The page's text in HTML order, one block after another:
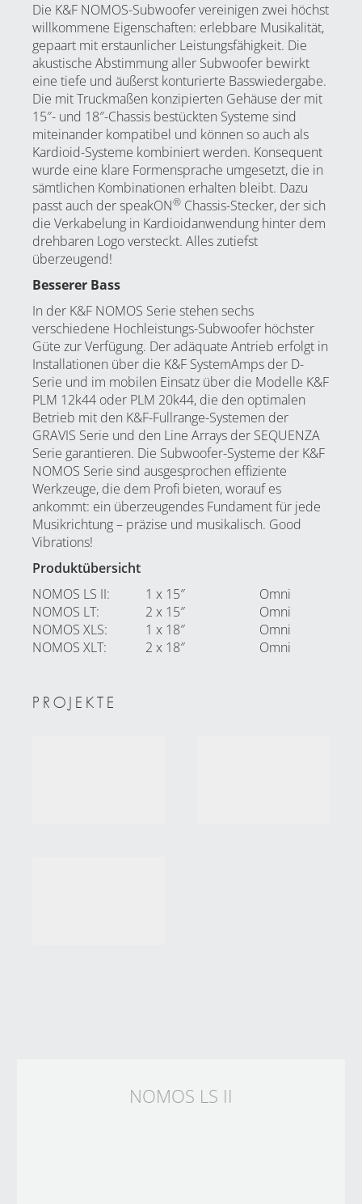
Die K&F NOMOS-Subwoofer vereinigen zwei höchst
willkommene Eigenschaften: erlebbare Musikalität,
gepaart mit erstaunlicher Leistungsfähigkeit. Die
akustische Abstimmung aller Subwoofer bewirkt
eine tiefe und äußerst konturierte Basswiedergabe.
Die mit Truckmaßen konzipierten Gehäuse der mit
15″- und 18″-Chassis bestückten Systeme sind
miteinander kompatibel und können so auch als
Kardioid-Systeme kombiniert werden. Konsequent
wurde eine klare Formensprache umgesetzt, die in
sämtlichen Kombinationen erhalten bleibt. Dazu
passt auch der speakON® Chassis-Stecker, der sich
die Verkabelung in Kardioidanwendung hinter dem
drehbaren Logo versteckt. Alles zutiefst
überzeugend!
Besserer Bass
In der K&F NOMOS Serie stehen sechs
verschiedene Hochleistungs-Subwoofer höchster
Güte zur Verfügung. Der adäquate Antrieb erfolgt in
Installationen über die K&F SystemAmps der D-
Serie und im mobilen Einsatz über die Modelle K&F
PLM 12k44 oder PLM 20k44, die den optimalen
Betrieb mit den K&F-Fullrange-Systemen der
GRAVIS Serie und den Line Arrays der SEQUENZA
Serie garantieren. Die Subwoofer-Systeme der K&F
NOMOS Serie sind ausgesprochen effiziente
Werkzeuge, die dem Profi bieten, worauf es
ankommt: ein überzeugendes Fundament für jede
Musikrichtung – präzise und musikalisch. Good
Vibrations!
Produktübersicht
NOMOS LS II: 1 x 15″
Omni
NOMOS LT: 2 x 15″
Omni
NOMOS XLS: 1 x 18″
Omni
NOMOS XLT: 2 x 18″ Omni
PROJEKTE
NOMOS LS II